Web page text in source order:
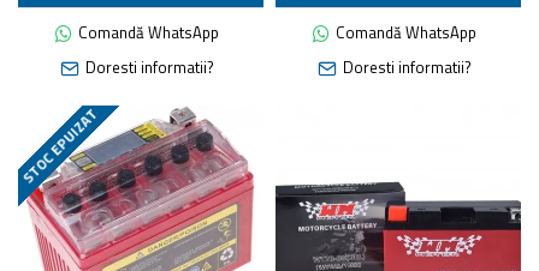
Comandă WhatsApp
Doresti informatii?
Comandă WhatsApp
Doresti informatii?
STOC EPUIZAT